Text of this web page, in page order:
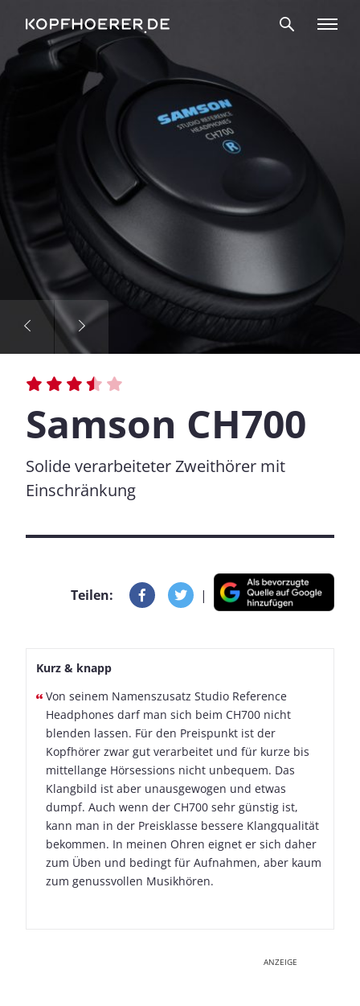
Samson CH700
Solide verarbeiteter Zweithörer mit
Einschränkung
Teilen: |
Kurz & knapp
Von seinem Namenszusatz Studio Reference
Headphones darf man sich beim CH700 nicht
blenden lassen. Für den Preispunkt ist der
Kopfhörer zwar gut verarbeitet und für kurze bis
mittellange Hörsessions nicht unbequem. Das
Klangbild ist aber unausgewogen und etwas
dumpf. Auch wenn der CH700 sehr günstig ist,
kann man in der Preisklasse bessere Klangqualität
bekommen. In meinen Ohren eignet er sich daher
zum Üben und bedingt für Aufnahmen, aber kaum
zum genussvollen Musikhören.
ANZEIGE